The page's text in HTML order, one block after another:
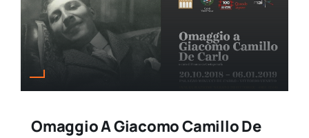
Omaggio A Giacomo Camillo De